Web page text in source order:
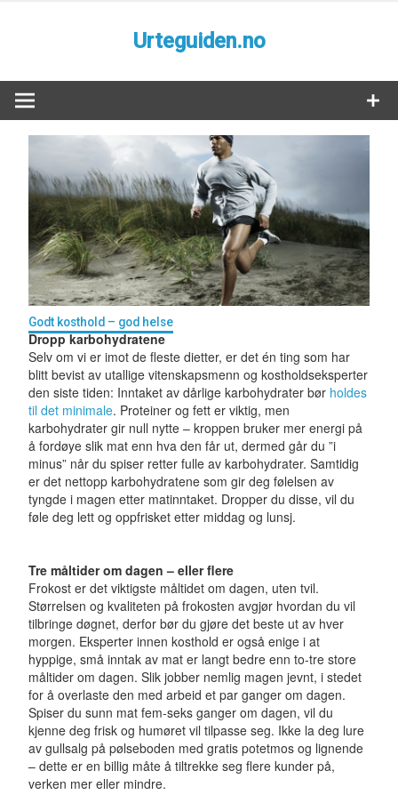
Urteguiden.no
Godt kosthold – god helse
Dropp karbohydratene
Selv om vi er imot de fleste dietter, er det én ting som har
blitt bevist av utallige vitenskapsmenn og kostholdseksperter
den siste tiden: Inntaket av dårlige karbohydrater bør holdes
til det minimale. Proteiner og fett er viktig, men
karbohydrater gir null nytte – kroppen bruker mer energi på
å fordøye slik mat enn hva den får ut, dermed går du ”i
minus” når du spiser retter fulle av karbohydrater. Samtidig
er det nettopp karbohydratene som gir deg følelsen av
tyngde i magen etter matinntaket. Dropper du disse, vil du
føle deg lett og oppfrisket etter middag og lunsj.
Tre måltider om dagen – eller flere
Frokost er det viktigste måltidet om dagen, uten tvil.
Størrelsen og kvaliteten på frokosten avgjør hvordan du vil
tilbringe døgnet, derfor bør du gjøre det beste ut av hver
morgen. Eksperter innen kosthold er også enige i at
hyppige, små inntak av mat er langt bedre enn to-tre store
måltider om dagen. Slik jobber nemlig magen jevnt, i stedet
for å overlaste den med arbeid et par ganger om dagen.
Spiser du sunn mat fem-seks ganger om dagen, vil du
kjenne deg frisk og humøret vil tilpasse seg. Ikke la deg lure
av gullsalg på pølseboden med gratis potetmos og lignende
– dette er en billig måte å tiltrekke seg flere kunder på,
verken mer eller mindre.